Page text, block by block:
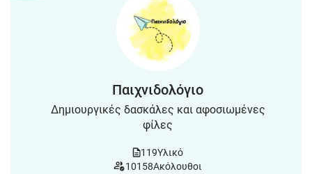
Παιχνιδολόγιο
Δημιουργικές δασκάλες και αφοσιωμένες
φίλες
119Υλικό
10158Ακόλουθοι